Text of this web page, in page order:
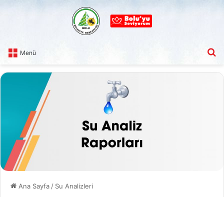
Menü
Ana Sayfa / Su Analizleri